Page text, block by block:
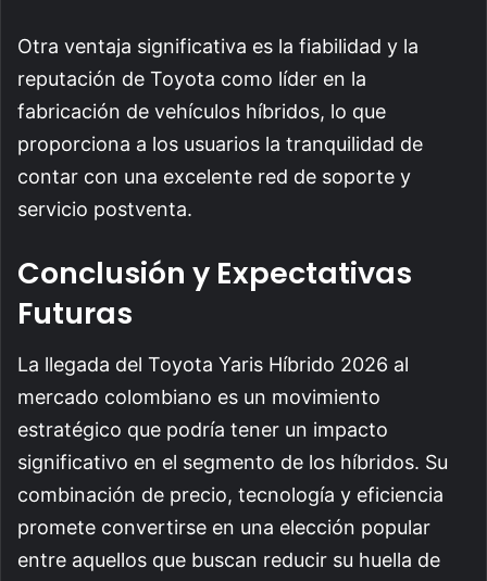
Otra ventaja significativa es la fiabilidad y la
reputación de Toyota como líder en la
fabricación de vehículos híbridos, lo que
proporciona a los usuarios la tranquilidad de
contar con una excelente red de soporte y
servicio postventa.
Conclusión y Expectativas
Futuras
La llegada del Toyota Yaris Híbrido 2026 al
mercado colombiano es un movimiento
estratégico que podría tener un impacto
significativo en el segmento de los híbridos. Su
combinación de precio, tecnología y eficiencia
promete convertirse en una elección popular
entre aquellos que buscan reducir su huella de